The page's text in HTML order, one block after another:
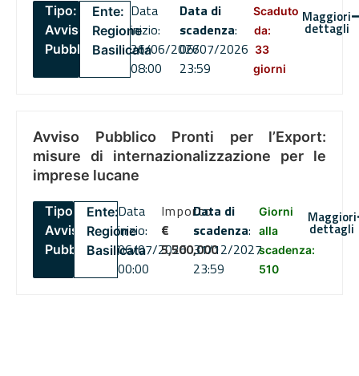
Tipo:
Avviso
Pubblico
Ente:
Regione
Basilicata
Data
inizio:
26/06/2026
08:00
Data di
scadenza:
06/07/2026
23:59
Scaduto
da:
33
giorni
Maggiori
dettagli
Avviso Pubblico Pronti per l’Export:
misure di internazionalizzazione per le
imprese lucane
Tipo:
Avviso
Pubblico
Ente:
Regione
Basilicata
Data
inizio:
06/07/2026
00:00
Importo
€
5,500,000
Data di
scadenza:
31/12/2027
23:59
Giorni
alla
scadenza:
510
Maggiori
dettagli